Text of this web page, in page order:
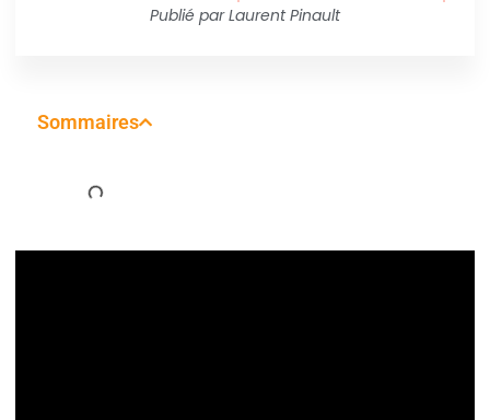
Publié parLaurent Pinault
Sommaires